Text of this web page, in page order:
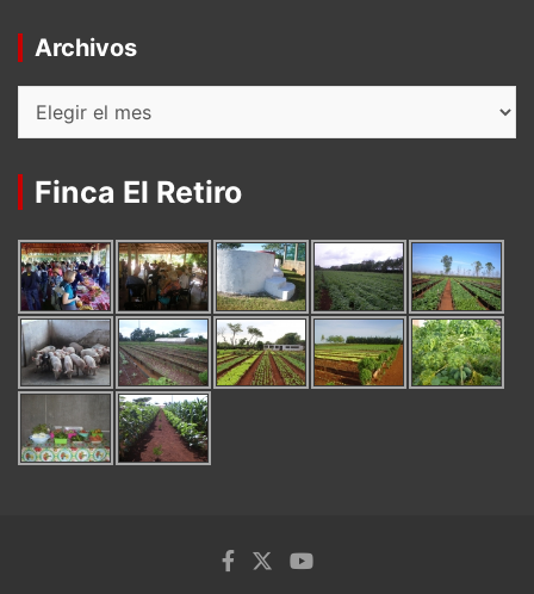
Archivos
Archivos
Finca El Retiro